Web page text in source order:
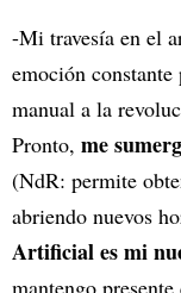
-Mi travesía en el
emoción
manual a la
Pronto, me
(NdR: permite
abriendo nuevos
Artificial es mi
mantengo